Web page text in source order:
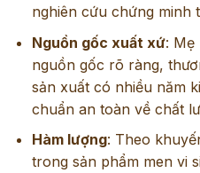
nghiên cứu chứng minh
Nguồn gốc xuất xứ: Mẹ
nguồn gốc rõ ràng,
sản xuất có nhiều năm
chuẩn an toàn về chất
Hàm lượng: Theo
trong sản phẩm men vi